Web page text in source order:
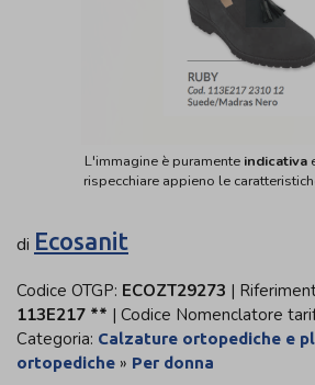
L'immagine è puramente indicativa
rispecchiare appieno le
di Ecosanit
Codice OTGP: ECOZT29273 |
113E217 ** | Codice Nomenclatore
Categoria: Calzature ortopediche e
ortopediche » Per donna